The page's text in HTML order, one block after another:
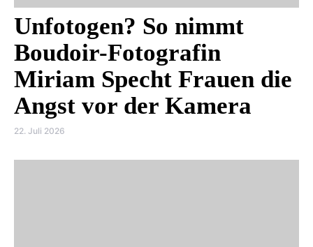
Unfotogen? So nimmt
Boudoir-Fotografin
Miriam Specht Frauen die
Angst vor der Kamera
22. Juli 2026